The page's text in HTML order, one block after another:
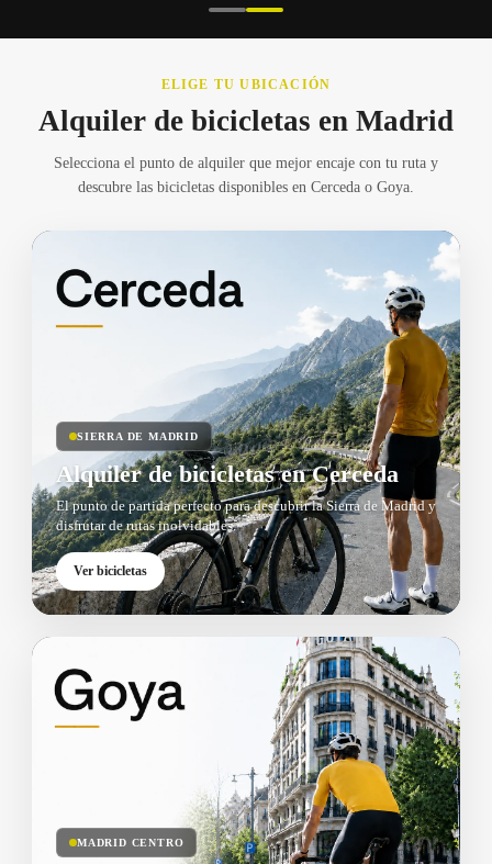
ELIGE TU UBICACIÓN
Alquiler de bicicletas en Madrid
Selecciona el punto de alquiler que mejor encaje con tu ruta y
descubre las bicicletas disponibles en Cerceda o Goya.
SIERRA DE MADRID
Alquiler de bicicletas en Cerceda
El punto de partida perfecto para descubrir la Sierra de Madrid y
disfrutar de rutas inolvidables.
Ver bicicletas
MADRID CENTRO